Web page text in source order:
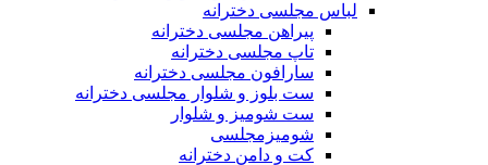
لباس مجلسی دخترانه
پیراهن مجلسی دخترانه
تاپ مجلسی دخترانه
سارافون مجلسی دخترانه
ست بلوز و شلوار مجلسی دخترانه
ست شومیز و شلوار
شومیزمجلسی
کت و دامن دخترانه